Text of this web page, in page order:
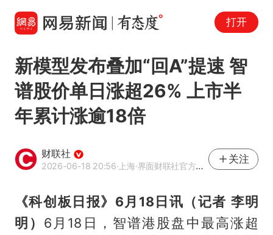
打开
新模型发布叠加“回A”提速 智
谱股价单日涨超26% 上市半
年累计涨逾18倍
财联社
2026-06-18 20:56·上海·界面财联社官方账号
关注
《科创板日报》6月18日讯（记者 李明
明） 6月18日，智谱港股盘中最高涨超